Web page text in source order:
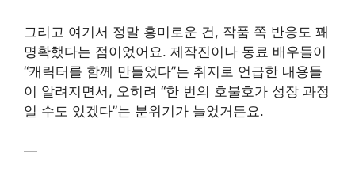
그리고 여기서 정말 흥미로운 건, 작품 쪽 반응도 꽤
명확했다는 점이었어요. 제작진이나 동료 배우들이
“캐릭터를 함께 만들었다”는 취지로 언급한 내용들
이 알려지면서, 오히려 “한 번의 호불호가 성장 과정
일 수도 있겠다”는 분위기가 늘었거든요.
—